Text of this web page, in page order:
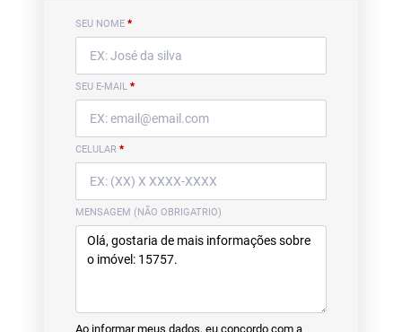
SEU NOME *
SEU E-MAIL *
CELULAR *
MENSAGEM (NÃO OBRIGATRIO)
Ao informar meus dados, eu concordo com a